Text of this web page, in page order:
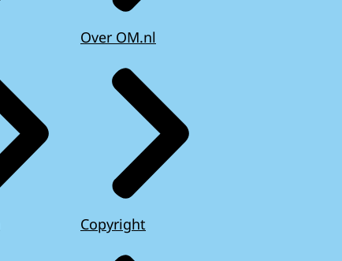
Over OM.nl
Copyright